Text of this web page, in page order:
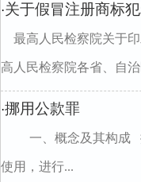
·关于假冒注册商标
最高人民检察院关于
高人民检察院各省、自
·挪用公款罪
一、概念及其构成
使用，进行...